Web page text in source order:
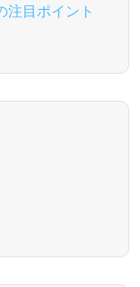
注目ポイント